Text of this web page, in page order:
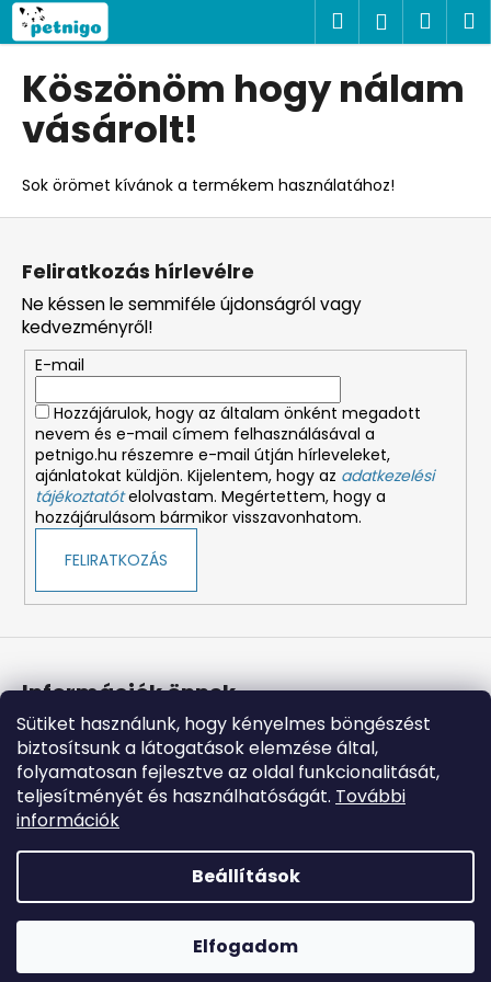
Sütiket használunk, hogy kényelmes böngészést
biztosítsunk a látogatások elemzése által,
folyamatosan fejlesztve az oldal funkcionalitását,
teljesítményét és használhatóságát. További
információk
Beállítások
Elfogadom
Ugrás
fő
tartalomhoz
Keresés
Köszönöm hogy nálam
vásárolt!
Sok örömet kívánok a termékem használatához!
K
o
M
i
t
r
e
s
?
KERESÉS
L
Feliratkozás hírlevélre
Ne késsen le semmiféle újdonságról vagy
kedvezményről!
E-mail
Hozzájárulok, hogy az általam önként megadott
nevem és e-mail címem felhasználásával a
petnigo.hu részemre e-mail útján hírleveleket,
ajánlatokat küldjön. Kijelentem, hogy az adatkezelési
tájékoztatót elolvastam. Megértettem, hogy a
hozzájárulásom bármikor visszavonhatom.
FELIRATKOZÁS
Információk önnek
Üzleti feltételek (ÁSZF)
Adatkezelési tájékoztató
Süti tájékoztató
Impresszum
Petnigo. Minden jog fenntartva.